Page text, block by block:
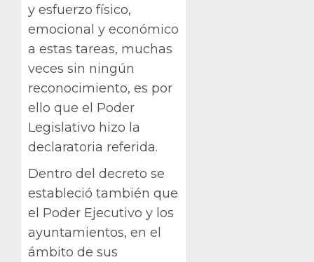
y esfuerzo físico,
emocional y económico
a estas tareas, muchas
veces sin ningún
reconocimiento, es por
ello que el Poder
Legislativo hizo la
declaratoria referida.
Dentro del decreto se
estableció también que
el Poder Ejecutivo y los
ayuntamientos, en el
ámbito de sus